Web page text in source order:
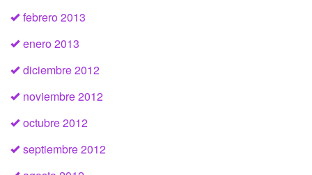
febrero 2013
enero 2013
diciembre 2012
noviembre 2012
octubre 2012
septiembre 2012